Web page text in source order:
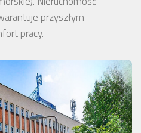
przyszłym
pracy.